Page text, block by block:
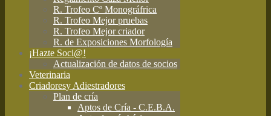
R. Trofeo Cº Monográfrica
R. Trofeo Mejor pruebas
R. Trofeo Mejor criador
R. de Exposiciones Morfología
¡Hazte Soci@!
Actualización de datos de socios
Veterinaria
Criadoresy Adiestradores
Plan de cría
Aptos de Cría - C.E.B.A.